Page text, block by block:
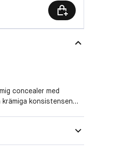
concealer med
konsistensen
Extract” och